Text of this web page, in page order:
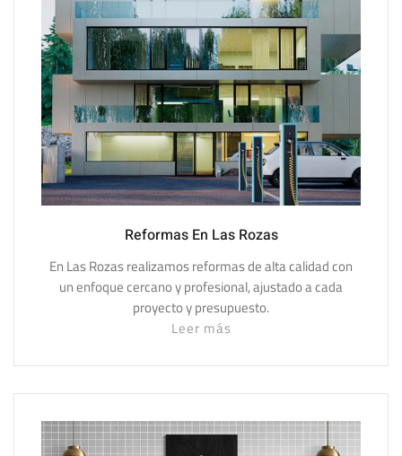
Reformas En Las Rozas
En Las Rozas realizamos reformas de alta calidad con
un enfoque cercano y profesional, ajustado a cada
proyecto y presupuesto.
Leer más